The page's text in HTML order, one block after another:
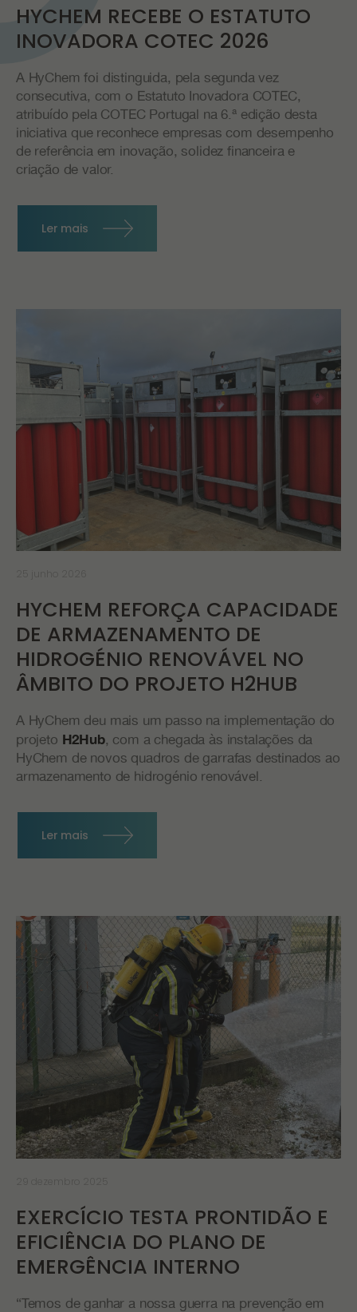
HYCHEM RECEBE O ESTATUTO
INOVADORA COTEC 2026
A HyChem foi distinguida, pela segunda vez
consecutiva, com o Estatuto Inovadora COTEC,
atribuído pela COTEC Portugal na 6.ª edição desta
iniciativa que reconhece empresas com desempenho
de referência em inovação, solidez financeira e
criação de valor.
Ler mais
HYCHEM REFORÇA CAPACIDADE
DE ARMAZENAMENTO DE
HIDROGÉNIO RENOVÁVEL NO
ÂMBITO DO PROJETO H2HUB
A HyChem deu mais um passo na implementação do
projeto H2Hub, com a chegada às instalações da
HyChem de novos quadros de garrafas destinados ao
armazenamento de hidrogénio renovável.
Ler mais
EXERCÍCIO TESTA PRONTIDÃO E
EFICIÊNCIA DO PLANO DE
EMERGÊNCIA INTERNO
“Temos de ganhar a nossa guerra na prevenção em